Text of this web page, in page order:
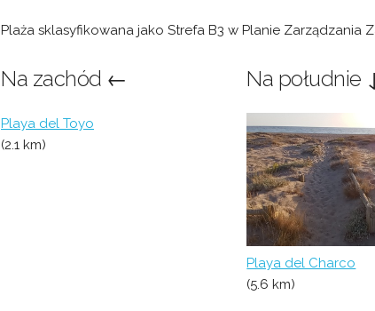
Plaża sklasyfikowana jako Strefa B3 w Planie Zarządzania
Na zachód ←
Playa del Toyo
(2.1 km)
Na południe
Playa del Charco
(5.6 km)